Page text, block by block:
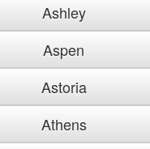
Ashley
Aspen
Astoria
Athens